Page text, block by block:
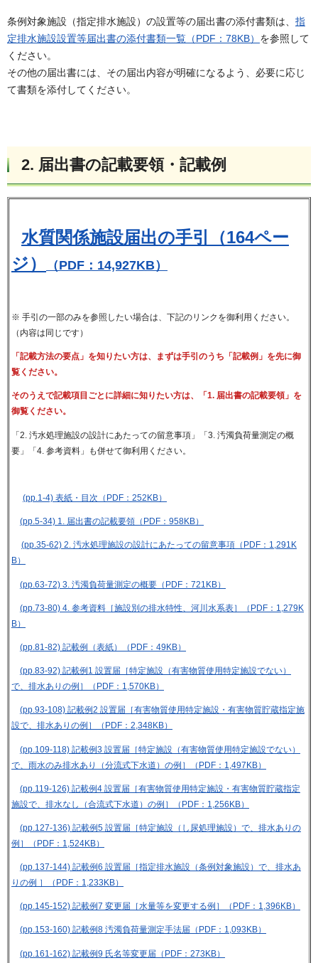
条例対象施設（指定排水施設）の設置等の届出書の添付書類は、 指
定排水施設設置等届出書の添付書類一覧（PDF：78KB） を参照して
ください。
その他の届出書には、その届出内容が明確になるよう、必要に応じ
て書類を添付してください。
2. 届出書の記載要領・記載例
水質関係施設届出の手引（164ペー
ジ）
（PDF：14,927KB）
※ 手引の一部のみを参照したい場合は、下記のリンクを御利用ください。
（内容は同じです）
「記載方法の要点」を知りたい方は、まずは手引のうち「記載例」を先に御
覧ください。
そのうえで記載項目ごとに詳細に知りたい方は、「1. 届出書の記載要領」を
御覧ください。
「2. 汚水処理施設の設計にあたっての留意事項」「3. 汚濁負荷量測定の概
要」「4. 参考資料」も併せて御利用ください。
(pp.1-4) 表紙・目次（PDF：252KB）
(pp.5-34) 1. 届出書の記載要領（PDF：958KB）
(pp.35-62) 2. 汚水処理施設の設計にあたっての留意事項（PDF：1,291K
B）
(pp.63-72) 3. 汚濁負荷量測定の概要（PDF：721KB）
(pp.73-80) 4. 参考資料［施設別の排水特性、河川水系表］（PDF：1,279K
B）
(pp.81-82) 記載例（表紙）（PDF：49KB）
(pp.83-92) 記載例1 設置届［特定施設（有害物質使用特定施設でない）
で、排水ありの例］（PDF：1,570KB）
(pp.93-108) 記載例2 設置届［有害物質使用特定施設・有害物質貯蔵指定施
設で、排水ありの例］（PDF：2,348KB）
(pp.109-118) 記載例3 設置届［特定施設（有害物質使用特定施設でない）
で、雨水のみ排水あり（分流式下水道）の例］（PDF：1,497KB）
(pp.119-126) 記載例4 設置届［有害物質使用特定施設・有害物質貯蔵指定
施設で、排水なし（合流式下水道）の例］（PDF：1,256KB）
(pp.127-136) 記載例5 設置届［特定施設（し尿処理施設）で、排水ありの
例］（PDF：1,524KB）
(pp.137-144) 記載例6 設置届［指定排水施設（条例対象施設）で、排水あ
りの例 ］（PDF：1,233KB）
(pp.145-152) 記載例7 変更届［水量等を変更する例］（PDF：1,396KB）
(pp.153-160) 記載例8 汚濁負荷量測定手法届（PDF：1,093KB）
(pp.161-162) 記載例9 氏名等変更届（PDF：273KB）